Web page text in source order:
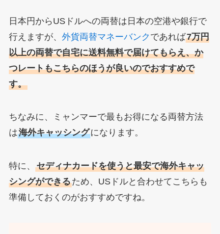
日本円からUSドルへの両替は日本の空港や銀行で
行えますが、 外貨両替マネーバンク であれば7万円
以上の両替で自宅に送料無料で届けてもらえ、か
つレートもこちらのほうが良いのでおすすめで
す。
ちなみに、ミャンマーで最もお得になる両替方法
は海外キャッシングになります。
特に、 セディナカードを使うと最安で海外キャッ
シングができるため、USドルと合わせてこちらも
準備しておくのがおすすめですね。